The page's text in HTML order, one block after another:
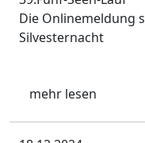
Die Onlinemeldung
Silvesternacht
mehr lesen